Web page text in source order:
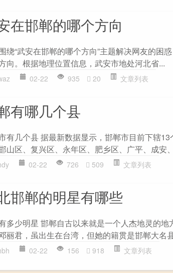
在邯郸的哪个方向
绕“武安在邯郸的哪个方向”主题解决网友的困
向。根据地理位置信息，武安市地处河北省...
02-22 935 20 文章列表
有哪几个县
有几个县 据最新数据显示，邯郸市目前下辖
山区、复兴区、永年区、肥乡区、广平、成安
02-22 726 509 文章列表
邯郸的明星有哪些
多少明星 邯郸自古以来就是一个人杰地灵的
丽君，虽出生在台湾，但她的籍贯是邯郸大名
02-22 156 918 文章列表